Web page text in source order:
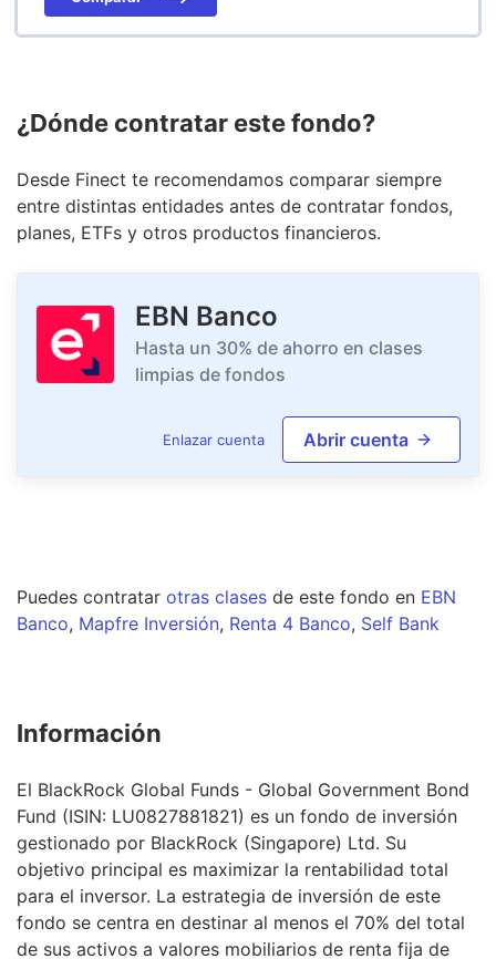
¿Dónde contratar este fondo?
Desde Finect te recomendamos comparar siempre
entre distintas entidades antes de contratar fondos,
planes, ETFs y otros productos financieros.
EBN Banco
Hasta un 30% de ahorro en clases
limpias de fondos
Enlazar cuenta Abrir cuenta
Puedes contratar otras clases de este fondo en EBN
Banco, Mapfre Inversión, Renta 4 Banco, Self Bank
Información
El BlackRock Global Funds - Global Government Bond
Fund (ISIN: LU0827881821) es un fondo de inversión
gestionado por BlackRock (Singapore) Ltd. Su
objetivo principal es maximizar la rentabilidad total
para el inversor. La estrategia de inversión de este
fondo se centra en destinar al menos el 70% del total
de sus activos a valores mobiliarios de renta fija de